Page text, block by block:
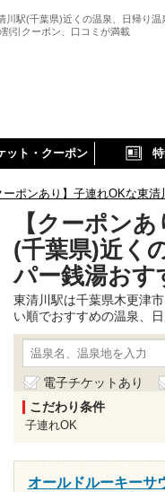
川駅(千葉県)近くの温泉、日帰り温
引クーポン、口コミが満載
ット・クーポン
ーポンあり】子連れOKな東
【クーポン
(千葉県)近く
パー銭湯おす
東清川駅は千葉県木更津
い順でおすすめの温泉、
電子チケットあり
こだわり条件
子連れOK
オールドルーキーサ